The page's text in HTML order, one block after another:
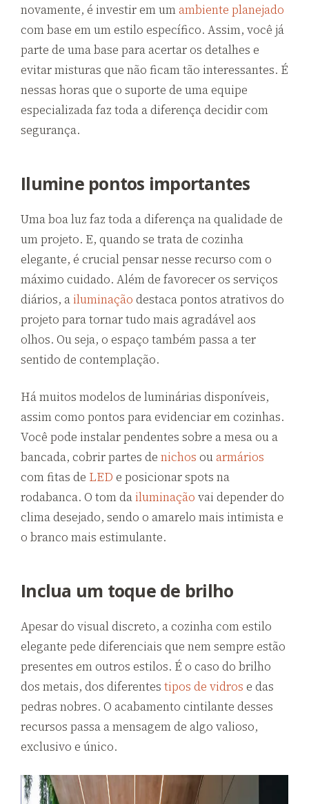
novamente, é investir em um ambiente planejado
com base em um estilo específico. Assim, você já
parte de uma base para acertar os detalhes e
evitar misturas que não ficam tão interessantes. É
nessas horas que o suporte de uma equipe
especializada faz toda a diferença decidir com
segurança.
Ilumine pontos importantes
Uma boa luz faz toda a diferença na qualidade de
um projeto. E, quando se trata de cozinha
elegante, é crucial pensar nesse recurso com o
máximo cuidado. Além de favorecer os serviços
diários, a iluminação destaca pontos atrativos do
projeto para tornar tudo mais agradável aos
olhos. Ou seja, o espaço também passa a ter
sentido de contemplação.
Há muitos modelos de luminárias disponíveis,
assim como pontos para evidenciar em cozinhas.
Você pode instalar pendentes sobre a mesa ou a
bancada, cobrir partes de nichos ou armários
com fitas de LED e posicionar spots na
rodabanca. O tom da iluminação vai depender do
clima desejado, sendo o amarelo mais intimista e
o branco mais estimulante.
Inclua um toque de brilho
Apesar do visual discreto, a cozinha com estilo
elegante pede diferenciais que nem sempre estão
presentes em outros estilos. É o caso do brilho
dos metais, dos diferentes tipos de vidros e das
pedras nobres. O acabamento cintilante desses
recursos passa a mensagem de algo valioso,
exclusivo e único.